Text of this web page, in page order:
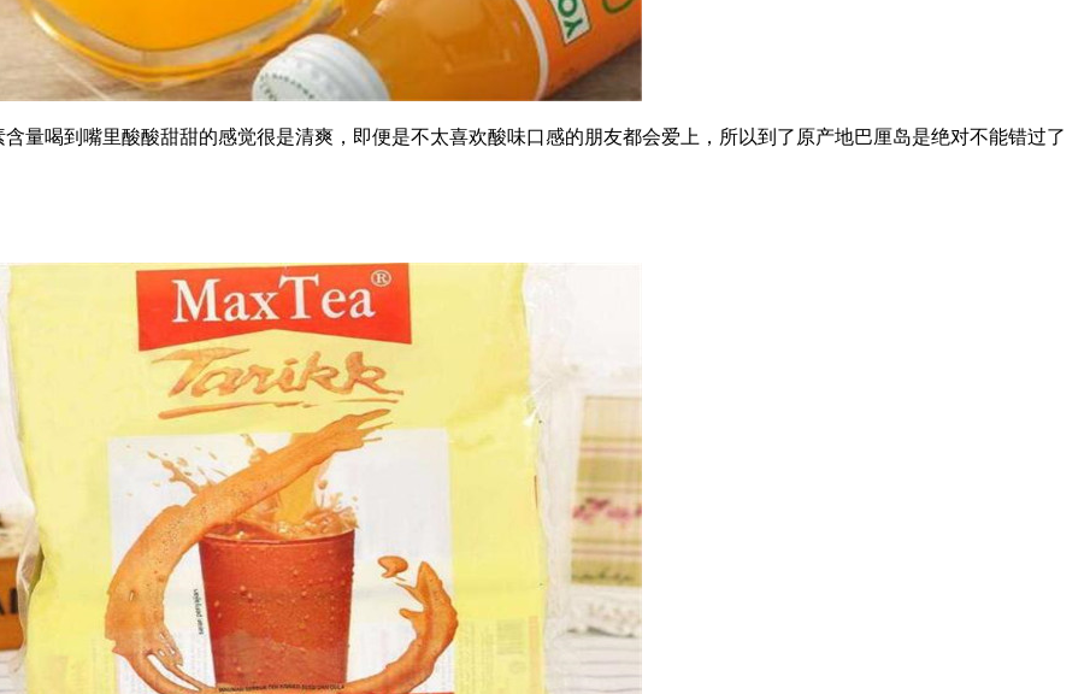
喝到嘴里酸酸甜甜的感觉很是清爽，即便是不太喜欢酸味口感的朋友都会爱上，所以到了原产地巴厘岛是绝对不能错过了